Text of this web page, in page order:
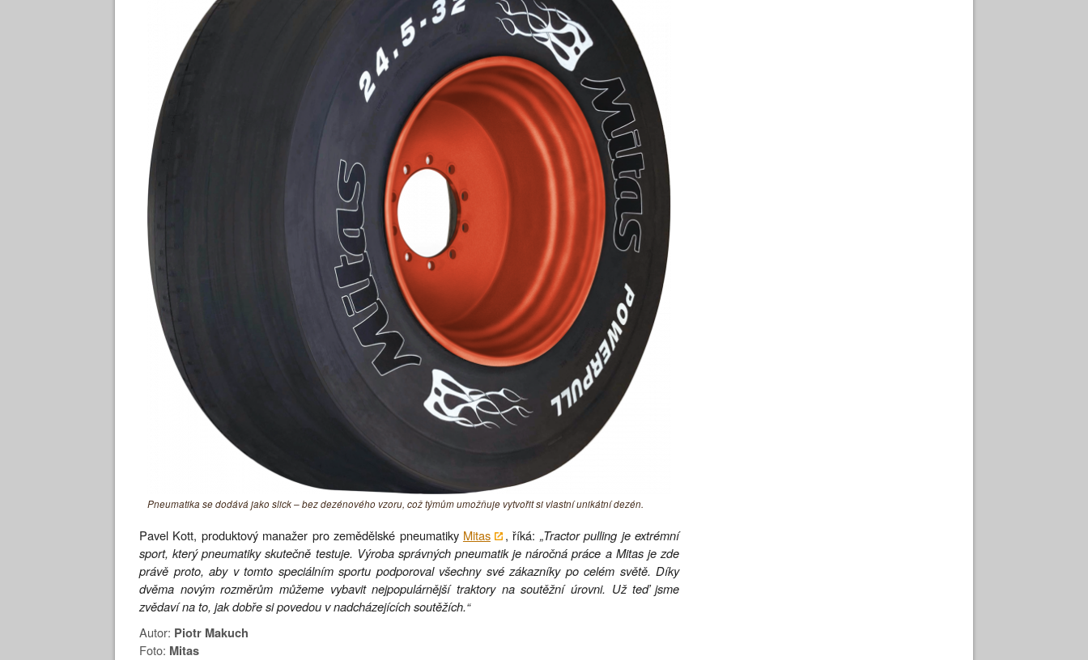
Pneumatika se dodává jako slick – bez dezénového vzoru, což týmům umožňuje vytvořit si vlastní unikátní dezén.
Pavel Kott, produktový manažer pro zemědělské pneumatiky Mitas , říká: „Tractor pulling je extrémní
sport, který pneumatiky skutečně testuje. Výroba správných pneumatik je náročná práce a Mitas je zde
právě proto, aby v tomto speciálním sportu podporoval všechny své zákazníky po celém světě. Díky
dvěma novým rozměrům můžeme vybavit nejpopulárnější traktory na soutěžní úrovni. Už teď jsme
zvědaví na to, jak dobře si povedou v nadcházejících soutěžích.“
Autor: Piotr Makuch
Foto: Mitas